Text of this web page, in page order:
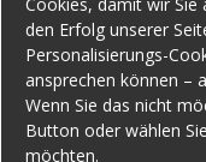
den Erfolg unserer
Personalisierungs-
ansprechen können –
Wenn Sie das nicht
Button oder wählen
möchten.
Die Latte liegt
Das
die hohe
Ausdrücklich